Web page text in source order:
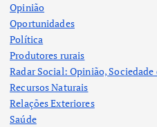
Opinião
Oportunidades
Política
Produtores rurais
Radar Social: Opinião,
Recursos Naturais
Relações Exteriores
Saúde